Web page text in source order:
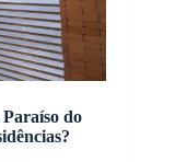
Paraíso do